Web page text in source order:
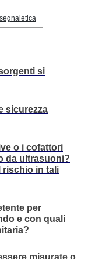
segnaletica
si
sicurezza
o i cofattori
da ultrasuoni?
rischio in tali
per
e con quali
misurate o